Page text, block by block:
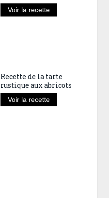
Voir la recette
Recette de la tarte
rustique aux abricots
Voir la recette